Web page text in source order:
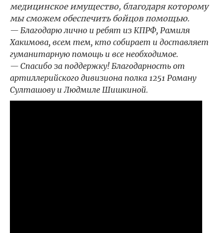
медицинское имущество, благодаря которому
мы сможем обеспечить бойцов помощью.
— Благодарю лично и ребят из КПРФ, Рамиля
Хакимова, всем тем, кто собирает и доставляет
гуманитарную помощь и все необходимое.
— Спасибо за поддержку! Благодарность от
артиллерийского дивизиона полка 1251 Роману
Султашову и Людмиле Шишкиной.